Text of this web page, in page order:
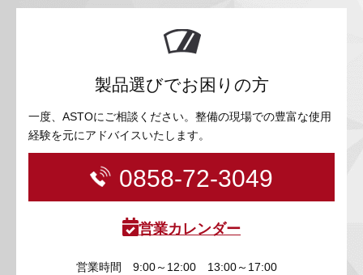
製品選びでお困りの方
一度、ASTOにご相談ください。整備の現場での豊富な使用
経験を元にアドバイスいたします。
0858-72-3049
営業カレンダー
営業時間
9:00～12:00 13:00～17:00